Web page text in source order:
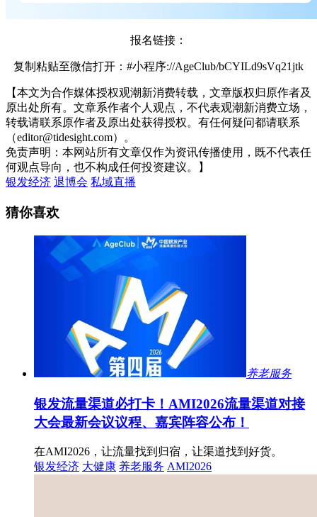
报名链接：
复制粘贴至微信打开：#小程序://AgeClub/bCYILd9sVq21jtk
【本文为合作媒体授权观潮新消费转载，文章版权归原作者及
原出处所有。文章系作者个人观点，不代表观潮新消费立场，
转载请联系原作者及原出处获得授权。有任何疑问都请联系
（editor@tidesight.com）。
免责声明：本网站所有文章仅作为资讯传播使用，既不代表任
何观点导向，也不构成任何投资建议。】
银发经济 退博会 私域直播
猜你喜欢
养老服务
银发流量渠道必打卡！AMI2026流量渠道对接
大会最新会议议程、嘉宾阵容公布！
在AMI2026，让流量找到归宿，让渠道找到好货。
银发经济 大健康 养老服务 AMI2026